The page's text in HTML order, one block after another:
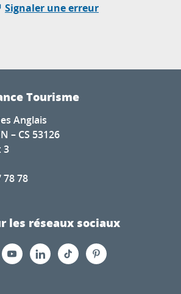
Signaler une erreur
Tourisme
Anglais
– CS 53126
3
78 78
les réseaux sociaux